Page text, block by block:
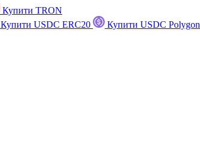
Купити TRON
Купити USDC ERC20
Купити USDC Polygon